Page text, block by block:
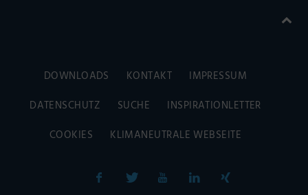
DOWNLOADS KONTAKT
IMPRESSUM
DATENSCHUTZ
SUCHE
INSPIRATIONLETTER
COOKIES
KLIMANEUTRALE WEBSEITE